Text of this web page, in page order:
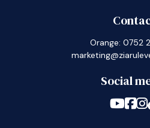
Orange: 0752
Social